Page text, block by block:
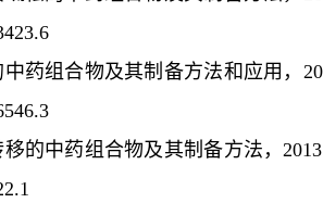
药组合物及其制备方法和应用，
的中药组合物及其制备方法，